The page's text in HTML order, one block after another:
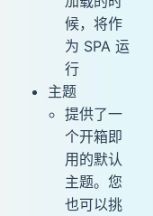
候，将作
为 SPA 运
行
主题
提供了一
个开箱即
用的默认
主题。您
也可以挑